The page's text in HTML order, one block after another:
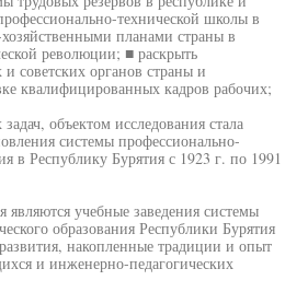
технической школы в
планами страны в
революции; ■ раскрыть
советских органов страны и
квалифицированных кадров рабочих;
объектом исследования стала
системы профессионально-
в Республику Бурятия с 1923 г. по 1991
являются учебные заведения системы
образования Республики Бурятия
накопленные традиции и опыт
и инженерно-педагогических